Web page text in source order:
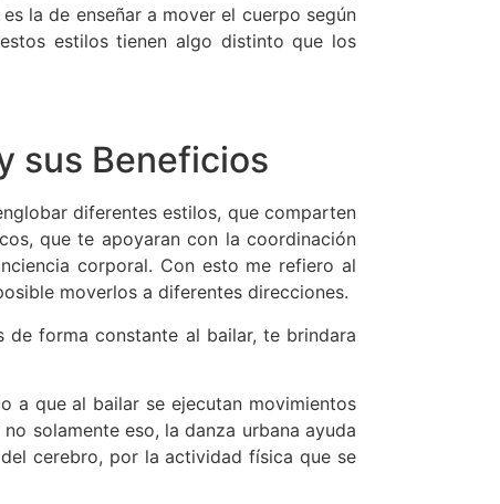
la de enseñar a mover el cuerpo según
estilos tienen algo distinto que los
sus Beneficios
diferentes estilos, que comparten
que te apoyaran con la coordinación
corporal. Con esto me refiero al
moverlos a diferentes direcciones.
forma constante al bailar, te brindara
a que al bailar se ejecutan movimientos
solamente eso, la danza urbana ayuda
cerebro, por la actividad física que se